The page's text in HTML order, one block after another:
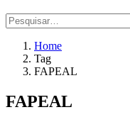
Home
Tag
FAPEAL
FAPEAL